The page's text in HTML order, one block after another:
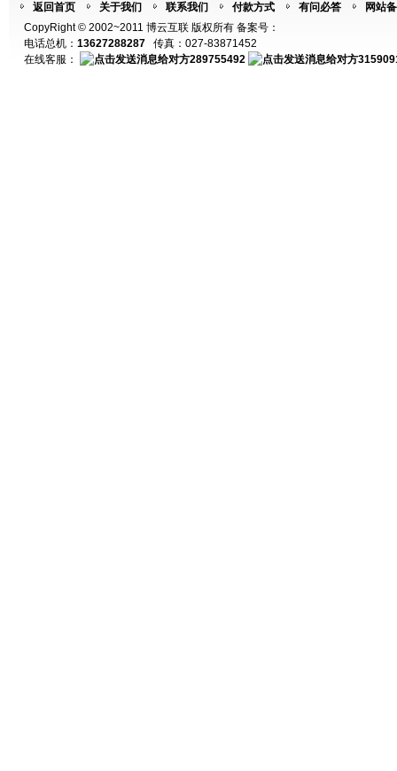
返回首页 关于我们 联系我们 付款方式 有问必答
网站
CopyRight © 2002~2011 博云互联 版权所有 备案号：
电话总机： 13627288287 传真：027-83871452
在线客服：
289755492